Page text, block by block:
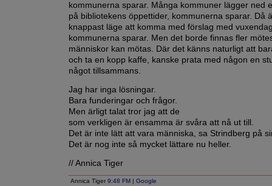
kommunerna sparar. Många kommuner lägger ned
på bibliotekens öppettider, kommunerna sparar. Då
knappast läge att komma med förslag med
kommunerna sparar. Men det borde finnas fler
människor kan mötas. Där det känns naturligt att
och ta en kopp kaffe, kanske prata med någon en
något tillsammans.
Jag har inga lösningar.
Bara funderingar och frågor.
Men ärligt talat tror jag att de
som verkligen är ensamma är svåra att nå ut till.
Det är inte lätt att vara människa, sa Strindberg på
Det är nog inte så mycket lättare nu heller.
// Annica Tiger
Annica Tiger 9:48 FM | Google